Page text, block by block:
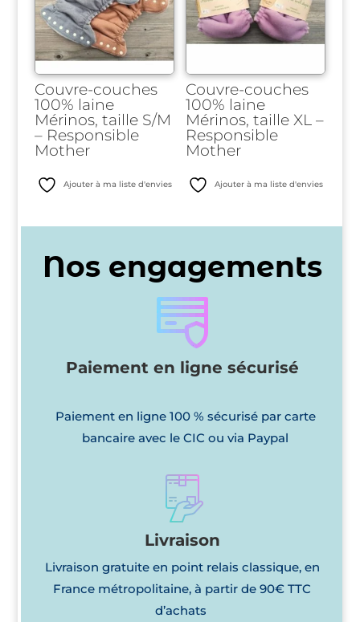
Couvre-couches
100% laine
Mérinos, taille S/M
– Responsible
Mother
Ajouter à ma liste d'envies
Couvre-couches
100% laine
Mérinos, taille XL –
Responsible
Mother
Ajouter à ma liste d'envies
Nos engagements
Paiement en ligne sécurisé
Paiement en ligne 100 % sécurisé par carte
bancaire avec le CIC ou via Paypal
Livraison
Livraison gratuite en point relais classique, en
France métropolitaine, à partir de 90€ TTC
d’achats